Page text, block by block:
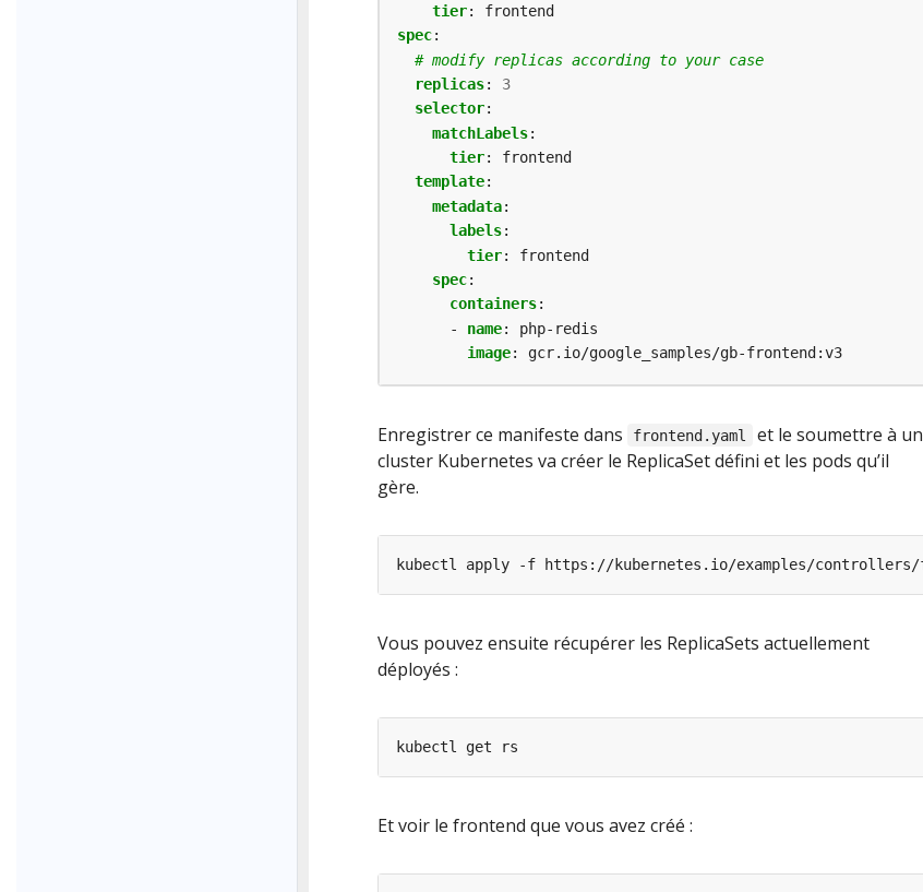
tier:
frontend
spec:
# modify replicas according to your case
replicas:
3
selector:
matchLabels:
tier:
frontend
template:
metadata:
labels:
tier:
frontend
spec:
containers:
- name:
php-redis
image: gcr.io/google_samples/gb-frontend:v3
Enregistrer ce manifeste dans frontend.yaml
et le soumettre à un
cluster Kubernetes va créer le ReplicaSet défini et les pods qu’il
gère.
Vous pouvez ensuite récupérer les ReplicaSets actuellement
déployés :
Et voir le frontend que vous avez créé :